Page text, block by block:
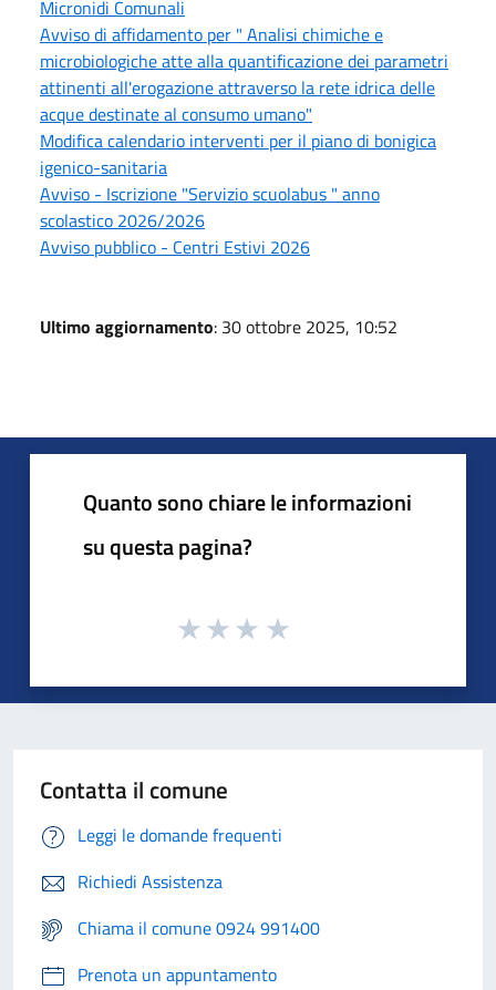
Micronidi Comunali
Avviso di affidamento per " Analisi chimiche e
microbiologiche atte alla quantificazione dei parametri
attinenti all'erogazione attraverso la rete idrica delle
acque destinate al consumo umano"
Modifica calendario interventi per il piano di bonigica
igenico-sanitaria
Avviso - Iscrizione "Servizio scuolabus " anno
scolastico 2026/2026
Avviso pubblico - Centri Estivi 2026
Ultimo aggiornamento: 30 ottobre 2025, 10:52
Quanto sono chiare le informazioni
su questa pagina?
Contatta il comune
Leggi le domande frequenti
Richiedi Assistenza
Chiama il comune 0924 991400
Prenota un appuntamento